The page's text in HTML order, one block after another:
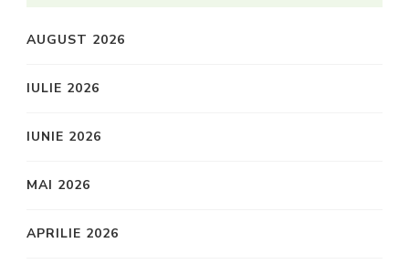
AUGUST 2026
IULIE 2026
IUNIE 2026
MAI 2026
APRILIE 2026